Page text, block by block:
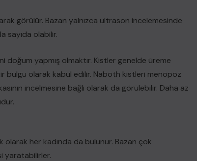
görülür. Bazan yalnızca ultrason incelemesinde
sayıda olabilir.
yapmış olmaktır. Kistler genelde üreme
bulgu olarak kabul edilir. Naboth kistleri menopoz
incelmesine bağlı olarak da görülebilir. Daha az
her kadında da bulunur. Bazan çok
yaratabilirler.